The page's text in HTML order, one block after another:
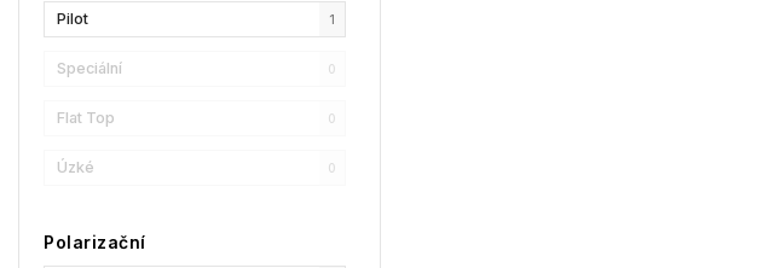
Christian Lacroix
Love Moschino
Bollé
LENSSO
Pilot 1
Speciální 0
Flat Top 0
Úzké 0
Polarizační